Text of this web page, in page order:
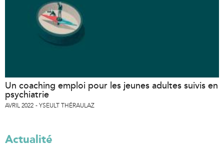
Un coaching emploi pour les jeunes adultes suivis en
psychiatrie
AVRIL 2022 YSEULT THÉRAULAZ
Actualité